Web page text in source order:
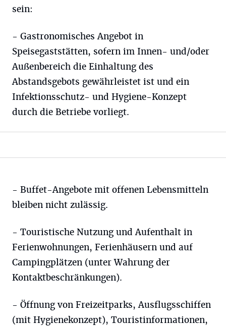
sein:
- Gastronomisches Angebot in
Speisegaststätten, sofern im Innen- und/oder
Außenbereich die Einhaltung des
Abstandsgebots gewährleistet ist und ein
Infektionsschutz- und Hygiene-Konzept
durch die Betriebe vorliegt.
- Buffet-Angebote mit offenen Lebensmitteln
bleiben nicht zulässig.
- Touristische Nutzung und Aufenthalt in
Ferienwohnungen, Ferienhäusern und auf
Campingplätzen (unter Wahrung der
Kontaktbeschränkungen).
- Öffnung von Freizeitparks, Ausflugsschiffen
(mit Hygienekonzept), Touristinformationen,